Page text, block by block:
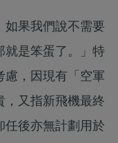
如果我們說不需要
就是笨蛋了。」特
慮，因現有「空軍
，又指新飛機最終
任後亦無計劃用於